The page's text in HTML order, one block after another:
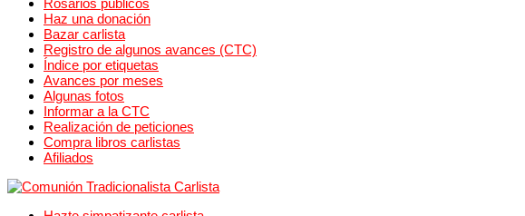
Rosarios públicos
Haz una donación
Bazar carlista
Registro de algunos avances (CTC)
Índice por etiquetas
Avances por meses
Algunas fotos
Informar a la CTC
Realización de peticiones
Compra libros carlistas
Afiliados